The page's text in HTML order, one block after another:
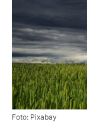
Foto: Pixabay